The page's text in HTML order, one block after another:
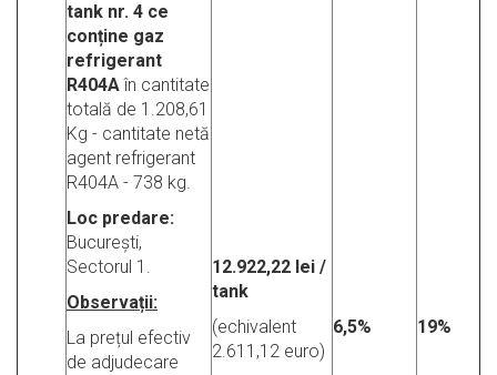
tank nr. 4 ce
conține gaz
refrigerant
R404Aîn cantitate
totală de 1.208,61
Kg - cantitate netă
agent refrigerant
R404A - 738 kg.
Loc predare:
București,
Sectorul 1.
Observații:
La prețul efectiv
de adjudecare
12.922,22 lei /
tank
(echivalent
2.611,12 euro)
6,5% 19%